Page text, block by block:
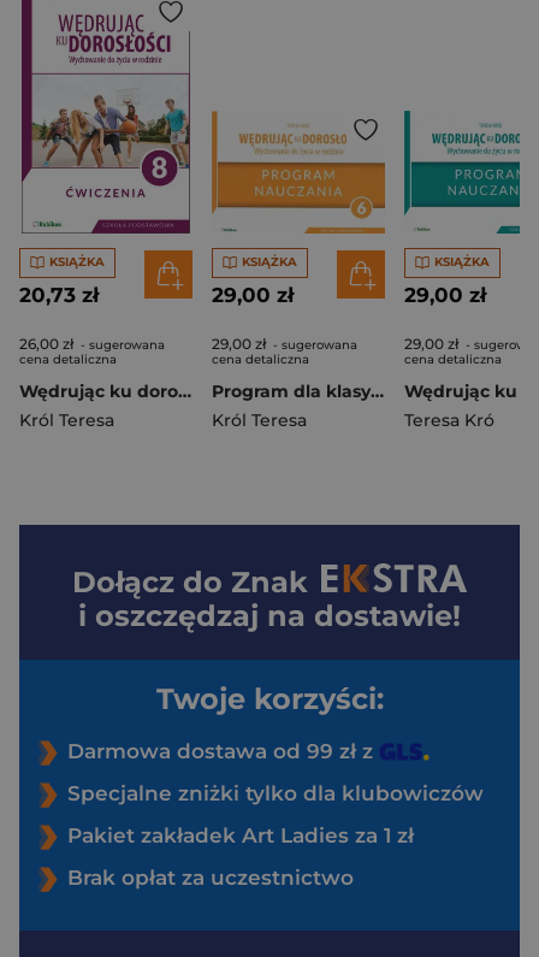
KSIĄŻKA
20,73 zł
26,00 zł - sugerowana
cena detaliczna
Wędrując ku dorosłości. Ćwiczenia dla klasy 8 szkoły podstawowej Wychowanie do życia w rodzinie.
Król Teresa
KSIĄŻKA
29,00 zł
29,00 zł - sugerowana
cena detaliczna
Program dla klasy 6 szkoły podstawowej. Wędrując ku dorosłości. Wychowanie do życia w rodzinie
Król Teresa
KSIĄŻKA
29,00 zł
29,00 zł -
cena detaliczna
Teresa Kró
Dołącz do Znak
i oszczędzaj na dostawie!
Twoje korzyści:
Darmowa dostawa od 99 zł z
Specjalne zniżki tylko dla klubowiczów
Pakiet zakładek Art Ladies za 1 zł
Brak opłat za uczestnictwo